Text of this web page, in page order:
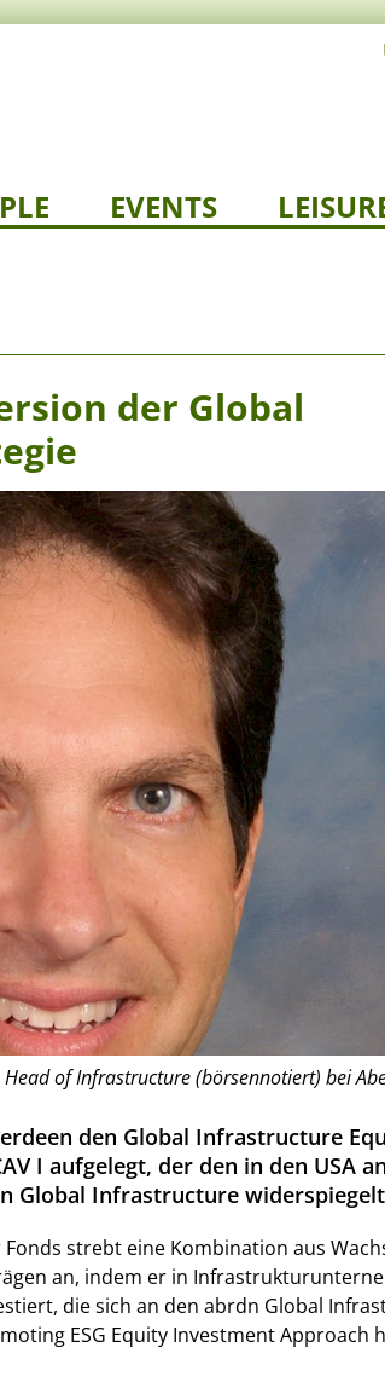
EVENTS
der Global
Head of Infrastructure (börsennotiert) bei
den Global Infrastructure
I aufgelegt, der den in den USA
Global Infrastructure
Fonds strebt eine Kombination aus
an, indem er in
die sich an den abrdn Global
ESG Equity Investment Approach